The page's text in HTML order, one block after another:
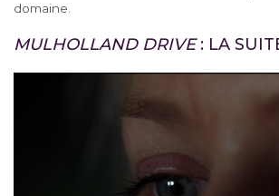
domaine.
MULHOLLAND DRIVE: LA